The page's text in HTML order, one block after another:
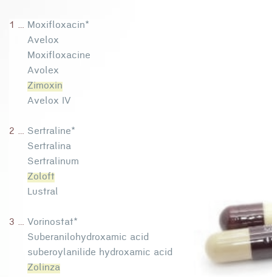
1 ... Moxifloxacin*
Avelox
Moxifloxacine
Avolex
Zimoxin
Avelox IV
2 ... Sertraline*
Sertralina
Sertralinum
Zoloft
Lustral
3 ... Vorinostat*
Suberanilohydroxamic acid
suberoylanilide hydroxamic acid
Zolinza